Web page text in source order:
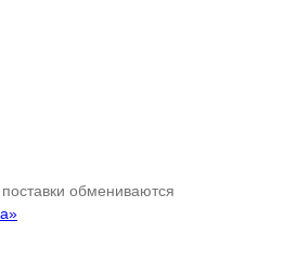
обмениваются